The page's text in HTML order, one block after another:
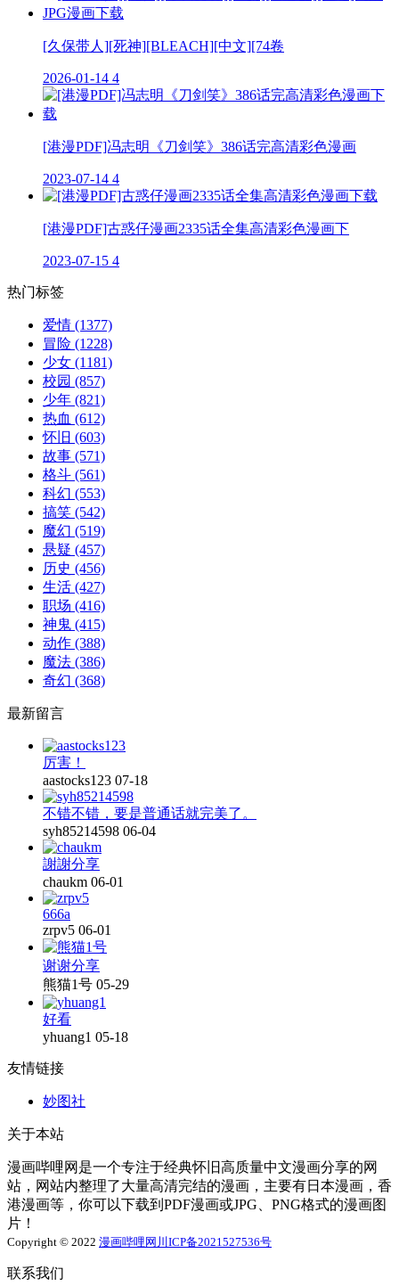
[久保带人][死神][BLEACH][中文][74卷
2026-01-14 4
[港漫PDF]冯志明《刀剑笑》386话完高清彩色漫画
2023-07-14 4
[港漫PDF]古惑仔漫画2335话全集高清彩色漫画下
2023-07-15 4
热门标签
爱情 (1377)
冒险 (1228)
少女 (1181)
校园 (857)
少年 (821)
热血 (612)
怀旧 (603)
故事 (571)
格斗 (561)
科幻 (553)
搞笑 (542)
魔幻 (519)
悬疑 (457)
历史 (456)
生活 (427)
职场 (416)
神鬼 (415)
动作 (388)
魔法 (386)
奇幻 (368)
最新留言
厉害！
aastocks123 07-18
不错不错，要是普通话就完美了。
syh85214598 06-04
謝謝分享
chaukm 06-01
666a
zrpv5 06-01
谢谢分享
熊猫1号 05-29
好看
yhuang1 05-18
友情链接
妙图社
关于本站
漫画哔哩网是一个专注于经典怀旧高质量中文漫画分享的网
站，网站内整理了大量高清完结的漫画，主要有日本漫画，香
港漫画等，你可以下载到PDF漫画或JPG、PNG格式的漫画图
片！
Copyright © 2022 漫画哔哩网 川ICP备2021527536号
联系我们